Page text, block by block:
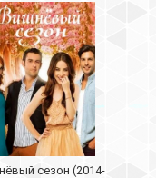
сезон (2014-